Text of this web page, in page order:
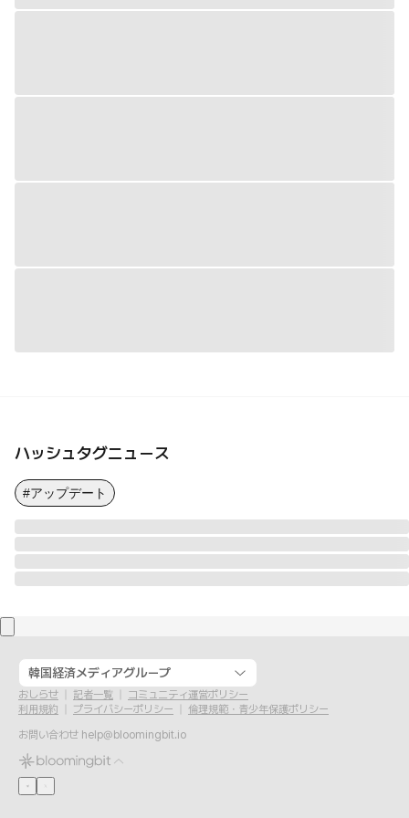
ハッシュタグニュース
#アップデート
韓国経済メディアグループ
おしらせ 記者一覧
コミュニティ運営ポリシー
利用規約
プライバシーポリシー
倫理規範・青少年保護ポリシー
お問い合わせ help@bloomingbit.io